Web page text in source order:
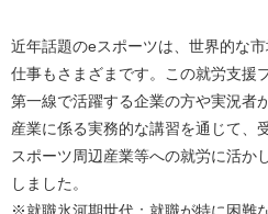
近年話題のeスポーツは、世界的な
仕事もさまざまです。この就労支援
第一線で活躍する企業の方や実況者
産業に係る実務的な講習を通じて、
スポーツ周辺産業等への就労に活か
しました。